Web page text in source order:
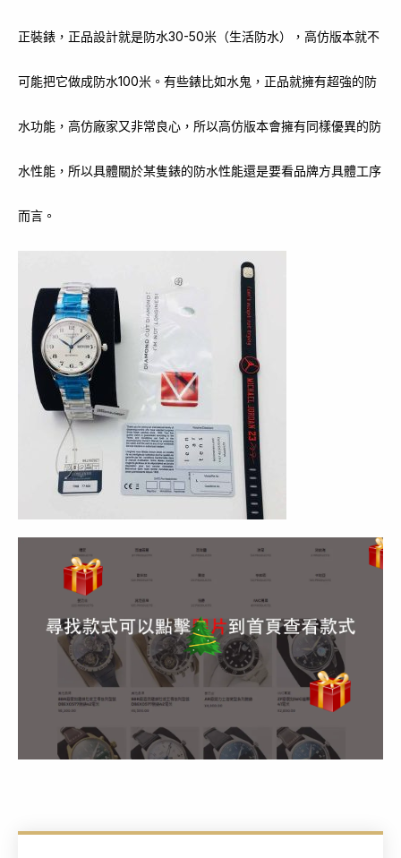
正裝錶，正品設計就是防水30-50米（生活防水），高仿版本就不
可能把它做成防水100米。有些錶比如水鬼，正品就擁有超強的防
水功能，高仿廠家又非常良心，所以高仿版本會擁有同樣優異的防
水性能，所以具體關於某隻錶的防水性能還是要看品牌方具體工序
而言。